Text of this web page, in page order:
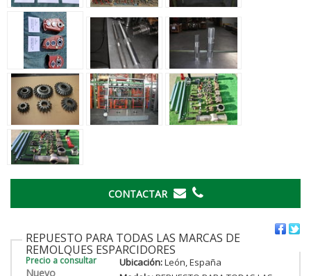
CONTACTAR
REPUESTO PARA TODAS LAS MARCAS DE
REMOLQUES ESPARCIDORES
Precio a consultar
Nuevo
Ubicación:León, España